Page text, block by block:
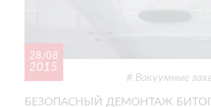
28/08
2015
Вакуумные
БЕЗОПАСНЫЙ ДЕМОНТАЖ